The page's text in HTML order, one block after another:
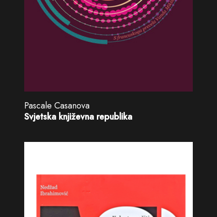
Pascale Casanova
Svjetska književna republika